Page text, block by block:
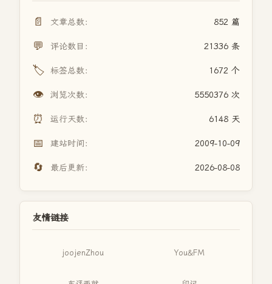
📄 文章总数： 852 篇
💬 评论数目： 21336 条
🏷️ 标签总数： 1672 个
👁️ 浏览次数： 5550376 次
⏰ 运行天数： 6148 天
📅 建站时间： 2009-10-09
🔄 最后更新： 2026-08-08
友情链接
joojenZhou You&FM